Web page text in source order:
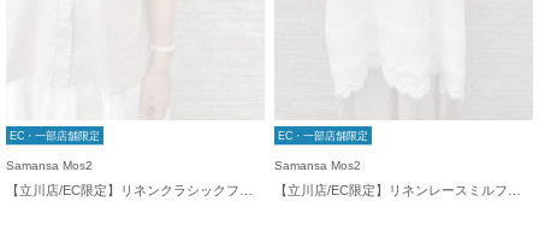
EC・一部店舗限定
Samansa Mos2
EC・一部店舗限定
Samansa Mos2